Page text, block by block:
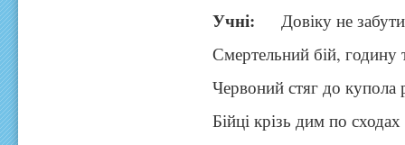
Учні: Довіку не
Смертельний бій, годину
Червоний стяг до купола
Бійці крізь дим по